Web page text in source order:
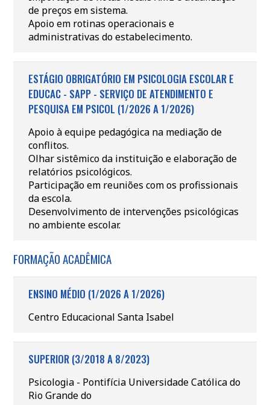
de preços em sistema.
Apoio em rotinas operacionais e
administrativas do estabelecimento.
ESTÁGIO OBRIGATÓRIO EM PSICOLOGIA ESCOLAR E
EDUCAC - SAPP - SERVIÇO DE ATENDIMENTO E
PESQUISA EM PSICOL (1/2026 A 1/2026)
Apoio à equipe pedagógica na mediação de
conflitos.
Olhar sistêmico da instituição e elaboração de
relatórios psicológicos.
Participação em reuniões com os profissionais
da escola.
Desenvolvimento de intervenções psicológicas
no ambiente escolar.
FORMAÇÃO ACADÊMICA
ENSINO MÉDIO (1/2026 A 1/2026)
Centro Educacional Santa Isabel
SUPERIOR (3/2018 A 8/2023)
Psicologia - Pontifícia Universidade Católica do
Rio Grande do